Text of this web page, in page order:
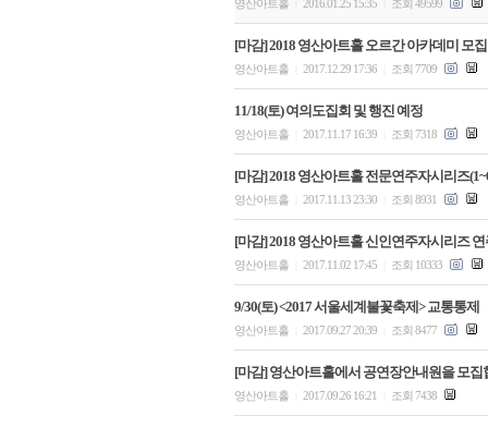
영산아트홀 2016.01.25 15:35 조회 49599
[마감] 2018 영산아트홀 오르간 아카데미 모집
영산아트홀 2017.12.29 17:36 조회 7709
11/18(토) 여의도집회 및 행진 예정
영산아트홀 2017.11.17 16:39 조회 7318
[마감] 2018 영산아트홀 전문연주자시리즈
영산아트홀 2017.11.13 23:30 조회 8931
[마감] 2018 영산아트홀 신인연주자시리즈
영산아트홀 2017.11.02 17:45 조회 10333
9/30(토) <2017 서울세계불꽃축제> 교통통제
영산아트홀 2017.09.27 20:39 조회 8477
[마감] 영산아트홀에서 공연장안내원을 모집
영산아트홀 2017.09.26 16:21 조회 7438